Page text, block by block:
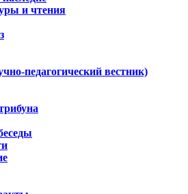
и чтения
педагогический вестник)